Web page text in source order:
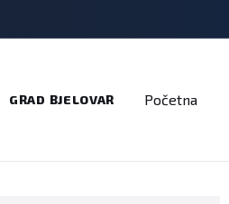
GRAD BJELOVAR Početna